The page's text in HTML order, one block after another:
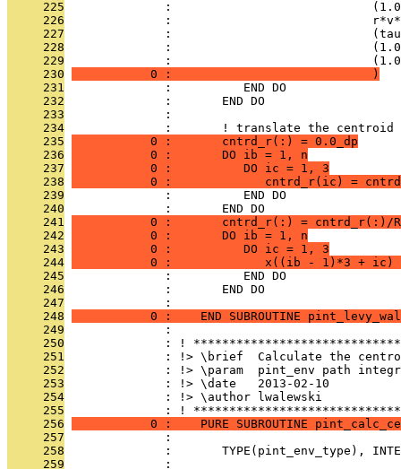
     225
:
     226
:
     227
:
     228
:
     229
:
     230
           0 :                            )
     231
              :          END DO
     232
              :       END DO
     233
              :
     234
:       ! translate the centroid
     235
           0 :       cntrd_r(:) = 0.0_dp
     236
           0 :       DO ib = 1, n
     237
           0 :          DO ic = 1, 3
     238
0 :             cntrd_r(ic) =
     239
              :          END DO
     240
              :       END DO
     241
0 :       cntrd_r(:) = cntrd_r(:)/
     242
           0 :       DO ib = 1, n
     243
           0 :          DO ic = 1, 3
     244
0 :             x((ib - 1)*3 +
     245
              :          END DO
     246
              :       END DO
     247
              :
     248
0 :    END SUBROUTINE
     249
              :
     250
: !
     251
: !> \brief  Calculate the
     252
: !> \param  pint_env path
     253
              : !> \date   2013-02-10
     254
              : !> \author lwalewski
     255
: !
     256
0 :    PURE SUBROUTINE
     257
              :
     258
:       TYPE(pint_env_type),
     259
              :